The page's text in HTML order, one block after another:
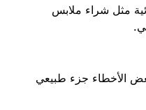
مثل شراء ملابس
الأخطاء جزء طبيعي